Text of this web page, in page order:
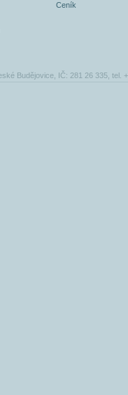
Ceník
Budějovice, IČ: 281 26 335, tel.